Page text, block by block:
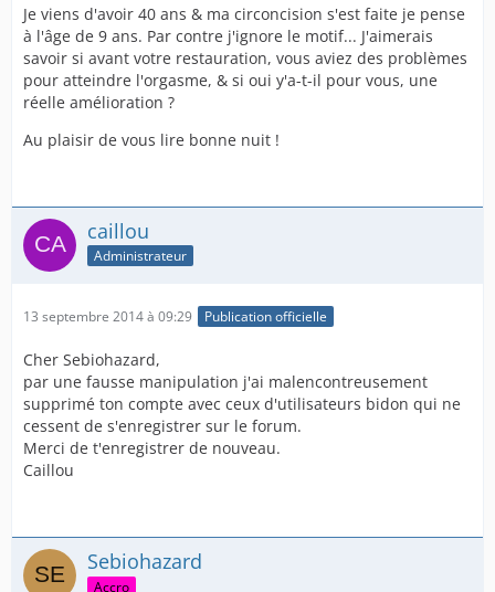
Je viens d'avoir 40 ans & ma circoncision s'est faite je pense
à l'âge de 9 ans. Par contre j'ignore le motif... J'aimerais
savoir si avant votre restauration, vous aviez des problèmes
pour atteindre l'orgasme, & si oui y'a-t-il pour vous, une
réelle amélioration ?
Au plaisir de vous lire bonne nuit !
caillou
Administrateur
13 septembre 2014 à 09:29 Publication officielle
Cher Sebiohazard,
par une fausse manipulation j'ai malencontreusement
supprimé ton compte avec ceux d'utilisateurs bidon qui ne
cessent de s'enregistrer sur le forum.
Merci de t'enregistrer de nouveau.
Caillou
Sebiohazard
Accro